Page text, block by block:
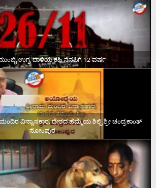
ಉಗ್ರ ದಾಳಿಯ ಕಹಿ ನೆನಪಿಗೆ 12 ವರ್ಷ
ವಿನ್ಯಾಸಕಾರ, ದೇಶದ ಹೆಮ್ಮೆಯ ಶಿಲ್ಪಿ ಶ್ರೀ ಚಂದ್ರಕಾಂತ್‌
ಸೋಂಪುರ